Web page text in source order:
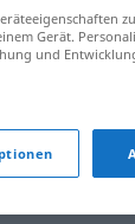
Gerät.
und